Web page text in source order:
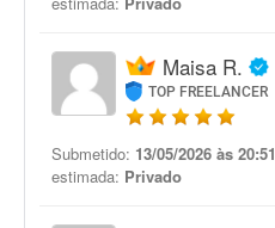
Maisa R.
TOP FREELANCER
Submetido: 13/05/2026 às 20:51
estimada: Privado